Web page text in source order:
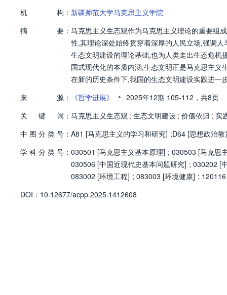
机
构： 新疆师范大学马克思主义学院
摘
要： 马克思主义生态观作为马克思主义理论的重要组
性,其理论深处始终贯穿着深厚的人民立场,强调
生态文明建设的理论基础,也为人类走出生态危
国式现代化的本质内涵,生态文明正是马克思主
在新的历史条件下,我国的生态文明建设实践进一
生态环境保护制度、发展绿色低碳科技、构建
环境需要,为实现人与自然和谐共生的现代化目标
来 源： 《哲学进展》 • 2025年12期 105-112， 共8页
关
键 词： 马克思主义生态观 ; 生态文明建设 ; 价值依归 ; 实
中 图 分 类 号： A81 [马克思主义的学习和研究] ;D64 [思想政治
学 科 分 类 号： 030501 [马克思主义基本原理] ; 030503 [马克思
030506 [中国近现代史基本问题研究] ; 030202 [
083002 [环境工程] ; 083003 [环境健康] ;
DOI： 10.12677/acpp.2025.1412608